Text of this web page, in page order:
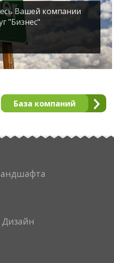
Вашей компании
"Бизнес"
База компаний
Дизайн